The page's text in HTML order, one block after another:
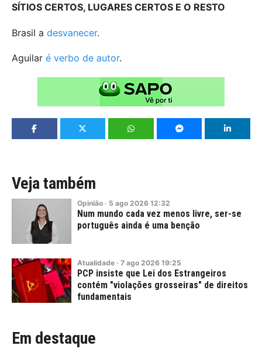
SÍTIOS CERTOS, LUGARES CERTOS E O RESTO
Brasil a desvanecer.
Aguilar é verbo de autor.
Veja também
Opinião · 5 ago 2026 12:32
Num mundo cada vez menos livre, ser-se
português ainda é uma benção
Atualidade · 7 ago 2026 19:25
PCP insiste que Lei dos Estrangeiros
contém "violações grosseiras" de direitos
fundamentais
Em destaque